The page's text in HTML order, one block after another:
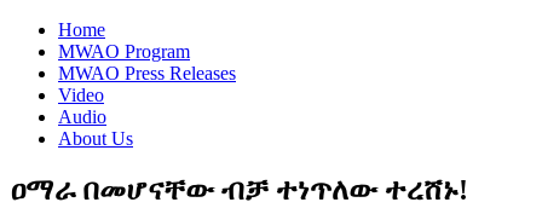
Home
MWAO Program
MWAO Press Releases
Video
Audio
About Us
ዐማራ በመሆናቸው ብቻ ተነጥለው ተረሸኑ!